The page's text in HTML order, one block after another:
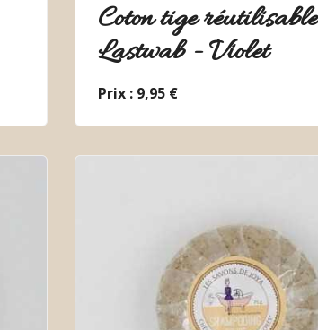
Coton tige réutilisable
Lastwab - Violet
Prix : 9,95 €